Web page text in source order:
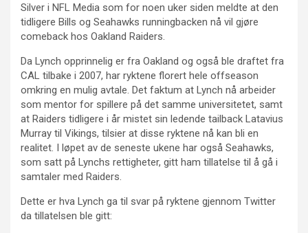
Silver i NFL Media som for noen uker siden meldte at den
tidligere Bills og Seahawks runningbacken nå vil gjøre
comeback hos Oakland Raiders.
Da Lynch opprinnelig er fra Oakland og også ble draftet fra
CAL tilbake i 2007, har ryktene florert hele offseason
omkring en mulig avtale. Det faktum at Lynch nå arbeider
som mentor for spillere på det samme universitetet, samt
at Raiders tidligere i år mistet sin ledende tailback Latavius
Murray til Vikings, tilsier at disse ryktene nå kan bli en
realitet. I løpet av de seneste ukene har også Seahawks,
som satt på Lynchs rettigheter, gitt ham tillatelse til å gå i
samtaler med Raiders.
Dette er hva Lynch ga til svar på ryktene gjennom Twitter
da tillatelsen ble gitt: